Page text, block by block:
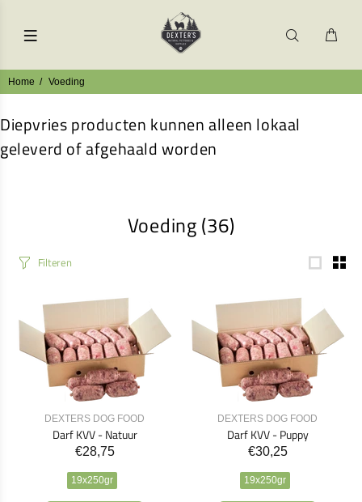
Home Voeding
Diepvries producten kunnen alleen lokaal
geleverd of afgehaald worden
Voeding(36)
Filteren
DEXTERS DOG FOOD
Darf KVV - Natuur
€28,75
19x250gr
DEXTERS DOG FOOD
Darf KVV - Puppy
€30,25
19x250gr